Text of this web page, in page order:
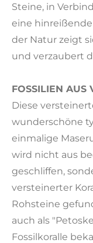
Steine, in
eine
der Natur zeigt
und verzaubert
FOSSILIEN AUS
Diese
wunderschöne
einmalige
wird nicht aus
geschliffen,
versteinerter
Rohsteine
auch als
Fossilkoralle